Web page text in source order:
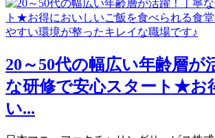
20～50代の幅広い年齢層が
な研修で安心スタート★お
い...